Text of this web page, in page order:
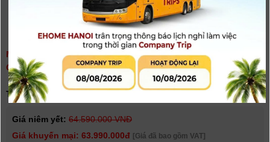
MÁY ẢNH NIKON Z5 II KIT NIKKOR Z 24-200MM F/4 -6.3 VR |
CHÍNH HÃNG
người đánh giá)
Tình trạng:
Giá niêm yết: 64.590.000 VNĐ
Giá khuyến mại: 63.990.000đ [Giá đã bao gồm VAT]